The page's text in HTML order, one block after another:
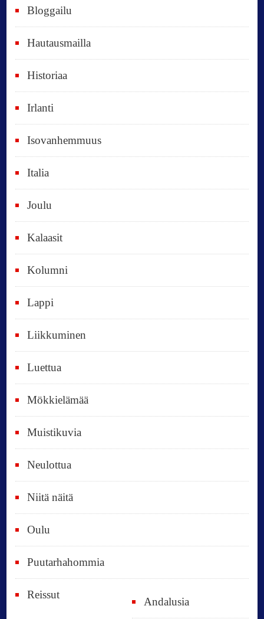
e
v
u
o
e
t
,
i
k
i
p
ä
ä
t
Bloggailu
Hautausmailla
Historiaa
Irlanti
Isovanhemmuus
Italia
Joulu
Kalaasit
Kolumni
Lappi
Liikkuminen
Luettua
Mökkielämää
Muistikuvia
Neulottua
Niitä näitä
Oulu
Puutarhahommia
Reissut
Andalusia